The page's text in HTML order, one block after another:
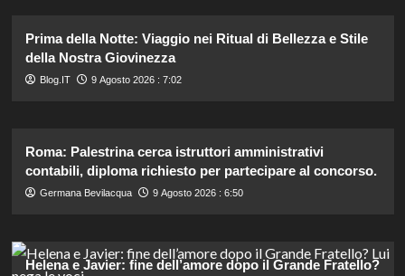
Prima della Notte: Viaggio nei Ritual di Bellezza e Stile
della Nostra Giovinezza
Blog.IT 9 Agosto 2026 : 7:02
Roma: Palestrina cerca istruttori amministrativi
contabili, diploma richiesto per partecipare al concorso.
Germana Bevilacqua 9 Agosto 2026 : 6:50
Helena e Javier: fine dell’amore dopo il Grande Fratello?